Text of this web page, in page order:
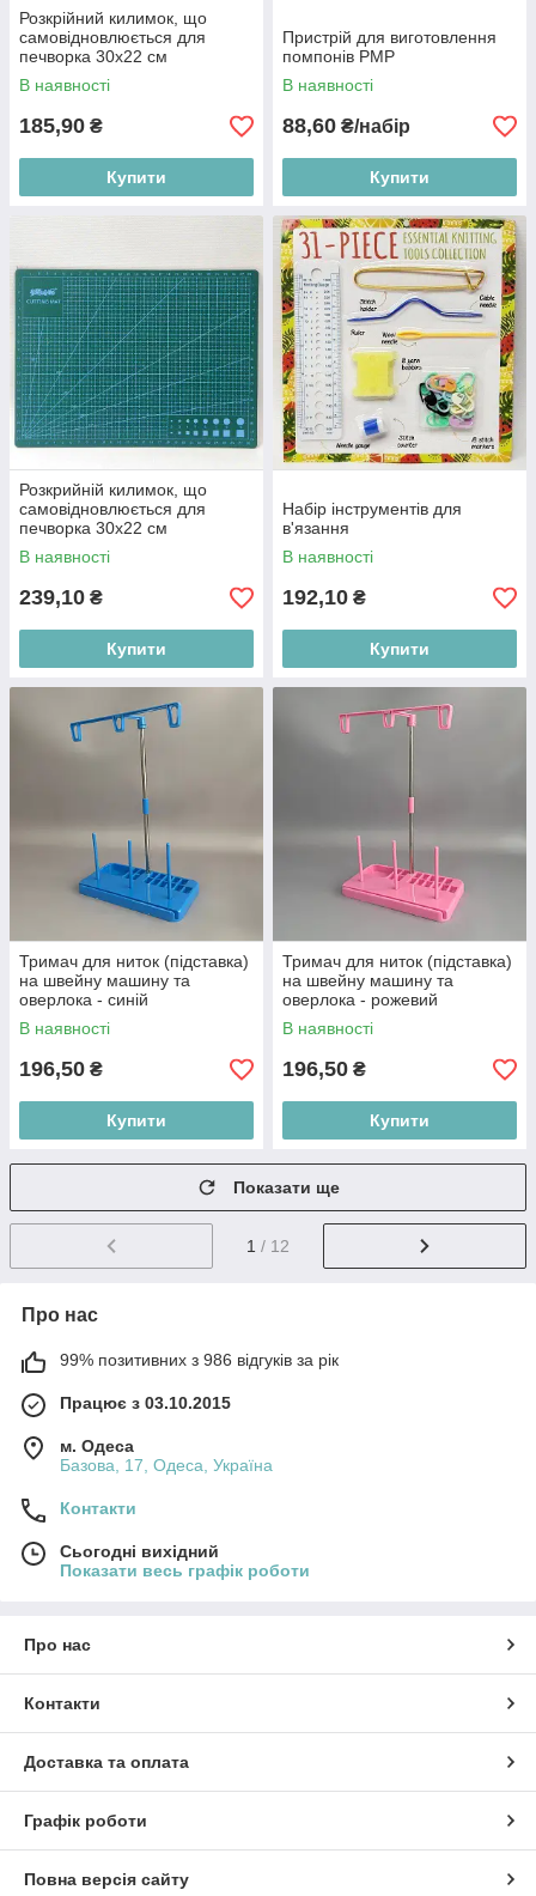
Розкрійний килимок, що
самовідновлюється для
печворка 30х22 см
В наявності
185,90 ₴
Купити
Пристрій для виготовлення
помпонів РМР
В наявності
88,60 ₴/набір
Купити
Розкрийній килимок, що
самовідновлюється для
печворка 30х22 см
В наявності
239,10 ₴
Купити
Набір інструментів для
в'язання
В наявності
192,10 ₴
Купити
Тримач для ниток (підставка)
на швейну машину та
оверлока - синій
В наявності
196,50 ₴
Купити
Тримач для ниток (підставка)
на швейну машину та
оверлока - рожевий
В наявності
196,50 ₴
Купити
Показати ще
1 / 12
Про нас
99% позитивних з 986 відгуків за рік
Працює з 03.10.2015
м. Одеса
Базова, 17, Одеса, Україна
Контакти
Сьогодні вихідний
Показати весь графік роботи
Про нас
Контакти
Доставка та оплата
Графік роботи
Повна версія сайту